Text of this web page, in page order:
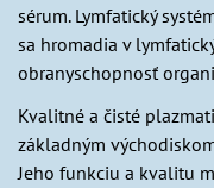
sérum. Lymfatický
sa hromadia v
obranyschopnosť
Kvalitné a čisté
základným
Jeho funkciu a kvalitu